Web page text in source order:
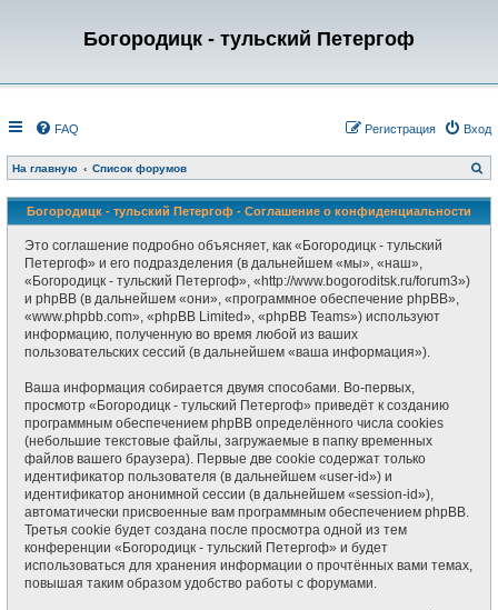
Богородицк - тульский Петергоф
FAQ Вход
Регистрация
На главную Список форумов
о
с
Богородицк - тульский Петергоф - Соглашение о конфиденциальности
Это соглашение подробно объясняет, как «Богородицк - тульский
Петергоф» и его подразделения (в дальнейшем «мы», «наш»,
«Богородицк - тульский Петергоф», «http://www.bogoroditsk.ru/forum3»)
и phpBB (в дальнейшем «они», «программное обеспечение phpBB»,
«www.phpbb.com», «phpBB Limited», «phpBB Teams») используют
информацию, полученную во время любой из ваших
пользовательских сессий (в дальнейшем «ваша информация»).
Ваша информация собирается двумя способами. Во-первых,
просмотр «Богородицк - тульский Петергоф» приведёт к созданию
программным обеспечением phpBB определённого числа cookies
(небольшие текстовые файлы, загружаемые в папку временных
файлов вашего браузера). Первые две cookie содержат только
идентификатор пользователя (в дальнейшем «user-id») и
идентификатор анонимной сессии (в дальнейшем «session-id»),
автоматически присвоенные вам программным обеспечением phpBB.
Третья cookie будет создана после просмотра одной из тем
конференции «Богородицк - тульский Петергоф» и будет
использоваться для хранения информации о прочтённых вами темах,
повышая таким образом удобство работы с форумами.